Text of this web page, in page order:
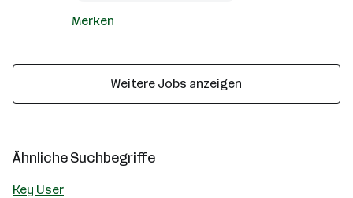
Merken
Weitere Jobs anzeigen
Ähnliche Suchbegriffe
Key User